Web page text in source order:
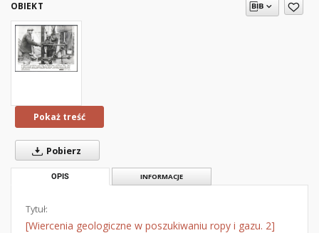
OBIEKT
Pokaż treść
Pobierz
OPIS INFORMACJE
Tytuł:
[Wiercenia geologiczne w poszukiwaniu ropy i gazu. 2]